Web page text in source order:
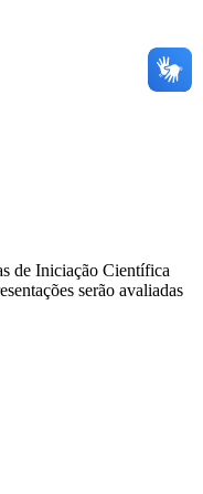
de Iniciação Científica
serão avaliadas